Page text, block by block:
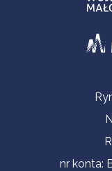
Informacje
nr konta: